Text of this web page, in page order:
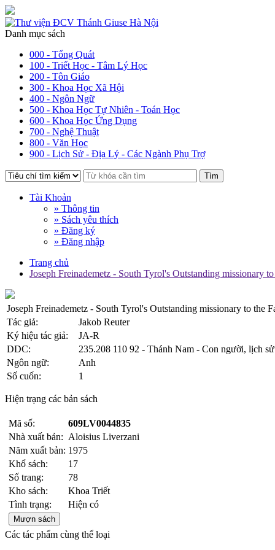
Danh mục sách
000 - Tổng Quát
100 - Triết Học - Tâm Lý Học
200 - Tôn Giáo
300 - Khoa Học Xã Hội
400 - Ngôn Ngữ
500 - Khoa Học Tự Nhiên - Toán Học
600 - Khoa Học Ứng Dụng
700 - Nghệ Thuật
800 - Văn Học
900 - Lịch Sử - Địa Lý - Các Ngành Phụ Trợ
Tìm
Tài Khoản
» Thông tin
» Sách yêu thích
» Đăng ký
» Đăng nhập
Trang chủ
Joseph Freinademetz - South Tyrol's Outstanding missionary
Joseph Freinademetz - South Tyrol's Outstanding missionary to the
Tác giả:
Jakob Reuter
Ký hiệu tác giả:
JA-R
DDC:
235.208 110 92 - Thánh Nam - Con người, lịch sử
Ngôn ngữ:
Anh
Số cuốn:
1
Hiện trạng các bản sách
Mã số:
609LV0044835
Nhà xuất bản: Aloisius Liverzani
Năm xuất bản: 1975
Khổ sách:
17
Số trang:
78
Kho sách:
Khoa Triết
Tình trạng:
Hiện có
Mượn sách
Các tác phẩm cùng thể loại